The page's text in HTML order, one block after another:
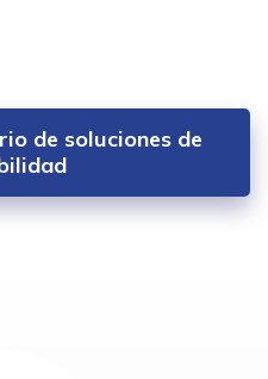
de soluciones de